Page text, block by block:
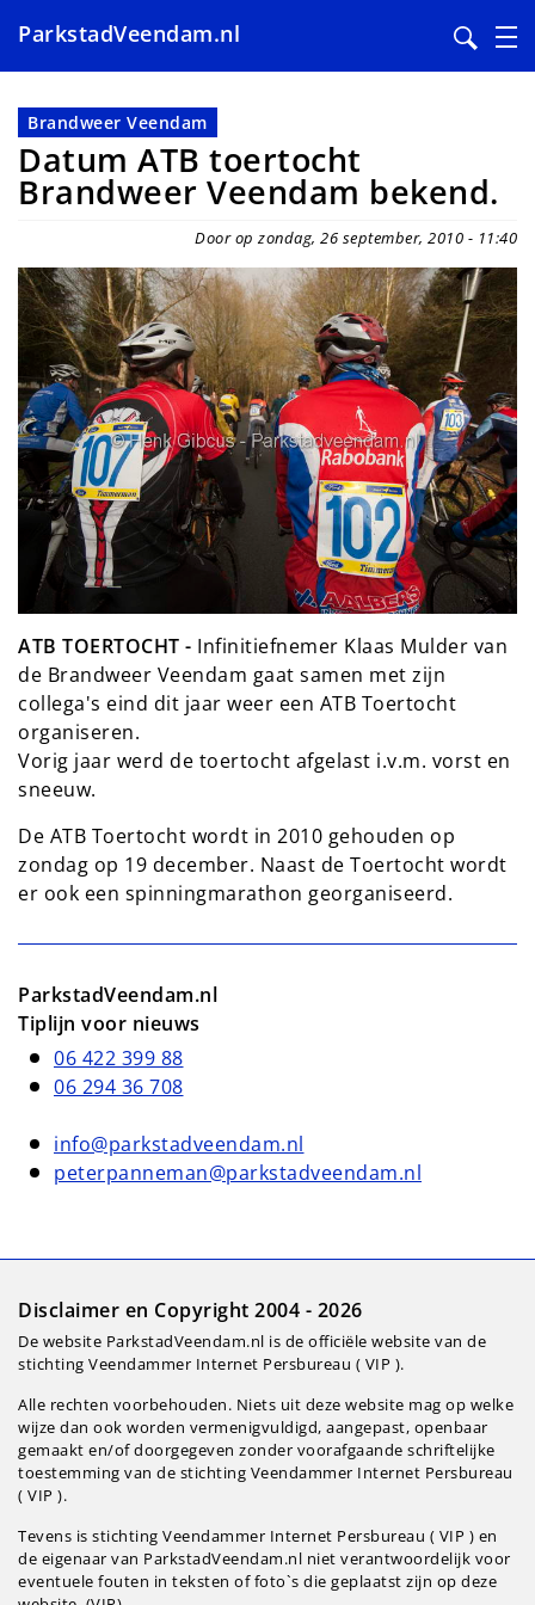
en
naar
de
inhoud
ParkstadVeendam.nl
Brandweer Veendam
Datum ATB toertocht
Brandweer Veendam bekend.
Door op zondag, 26 september, 2010 - 11:40
ATB TOERTOCHT - Infinitiefnemer Klaas Mulder van
de Brandweer Veendam gaat samen met zijn
collega's eind dit jaar weer een ATB Toertocht
organiseren.
Vorig jaar werd de toertocht afgelast i.v.m. vorst en
sneeuw.
De ATB Toertocht wordt in 2010 gehouden op
zondag op 19 december. Naast de Toertocht wordt
er ook een spinningmarathon georganiseerd.
ParkstadVeendam.nl
Tiplijn voor nieuws
06 422 399 88
06 294 36 708
info@parkstadveendam.nl
peterpanneman@parkstadveendam.nl
Disclaimer en Copyright 2004 - 2026
De website ParkstadVeendam.nl is de officiële website van de
stichting Veendammer Internet Persbureau ( VIP ).
Alle rechten voorbehouden. Niets uit deze website mag op welke
wijze dan ook worden vermenigvuldigd, aangepast, openbaar
gemaakt en/of doorgegeven zonder voorafgaande schriftelijke
toestemming van de stichting Veendammer Internet Persbureau
( VIP ).
Tevens is stichting Veendammer Internet Persbureau ( VIP ) en
de eigenaar van ParkstadVeendam.nl niet verantwoordelijk voor
eventuele fouten in teksten of foto`s die geplaatst zijn op deze